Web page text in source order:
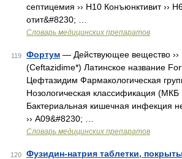
септицемия ›› H10 Конъюнктивит ››
отит&#8230; …
Словарь медицинских препаратов
119 Фортум — Действующее вещество
(Ceftazidime*) Латинское название
Цефтазидим Фармакологическая
Нозологическая классификация (МКБ
Бактериальная кишечная инфекция
›› A09&#8230; …
Словарь медицинских препаратов
120 Фузидин-натрия таблетки,